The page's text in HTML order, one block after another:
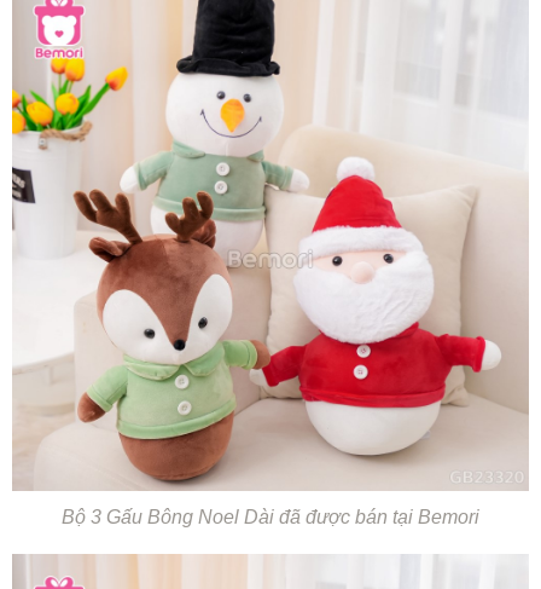
Bộ 3 Gấu Bông Noel Dài đã được bán tại Bemori